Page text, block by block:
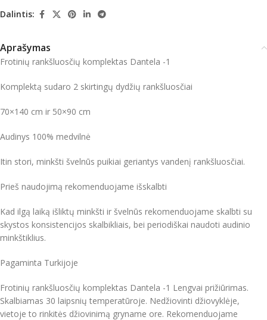
Dalintis:
Aprašymas
Frotinių rankšluosčių komplektas Dantela -1
Komplektą sudaro 2 skirtingų dydžių rankšluosčiai
70×140 cm ir 50×90 cm
Audinys 100% medvilnė
Itin stori, minkšti švelnūs puikiai geriantys vandenį rankšluosčiai.
Prieš naudojimą rekomenduojame išskalbti
Kad ilgą laiką išliktų minkšti ir švelnūs rekomenduojame skalbti su
skystos konsistencijos skalbikliais, bei periodiškai naudoti audinio
minkštiklius.
Pagaminta Turkijoje
Frotinių rankšluosčių komplektas Dantela -1 Lengvai prižiūrimas.
Skalbiamas 30 laipsnių temperatūroje. Nedžiovinti džiovyklėje,
vietoje to rinkitės džiovinimą gryname ore. Rekomenduojame